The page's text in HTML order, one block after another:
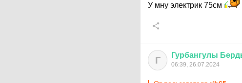
У мну электрик 75см
Г Гурбангулы
06:39, 26.07.2024